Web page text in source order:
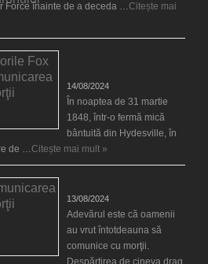
Force înainte de a deceda …Citește mai
14/08/2024
În noaptea de 31 martie
1848, într-o fermă mică
bântuită din Hydesville, în
de …Citește mai mult »
13/08/2024
Adevărul este că oamenii
au vrut întotdeauna să
comunice cu morţii.